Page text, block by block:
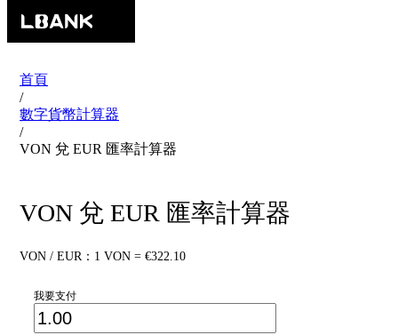
首頁
/
數字貨幣計算器
/
VON 兌 EUR 匯率計算器
VON 兌 EUR 匯率計算器
VON / EUR：1 VON = €322.10
我要支付